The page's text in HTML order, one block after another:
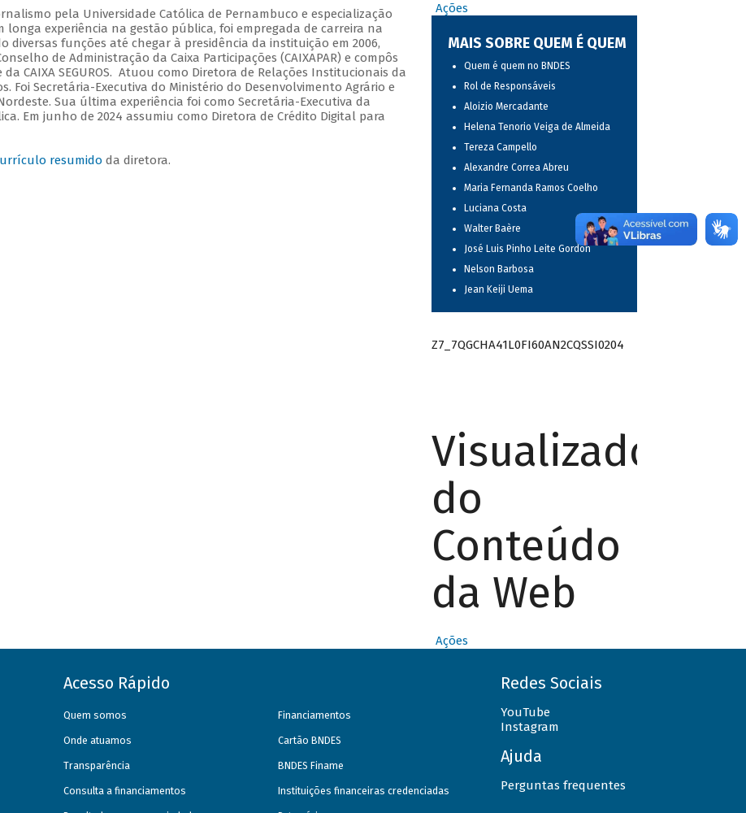
pela Universidade Católica de Pernambuco e especialização
longa experiência na gestão pública, foi empregada de carreira na
diversas funções até chegar à presidência da instituição em 2006,
de Administração da Caixa Participações (CAIXAPAR) e compôs
CAIXA SEGUROS. Atuou como Diretora de Relações Institucionais da
Foi Secretária-Executiva do Ministério do Desenvolvimento Agrário e
Sua última experiência foi como Secretária-Executiva da
Em junho de 2024 assumiu como Diretora de Crédito Digital para
resumido da diretora.
Ações
MAIS SOBRE QUEM É QUEM
Quem é quem no BNDES
Rol de Responsáveis
Aloizio Mercadante
Helena Tenorio Veiga de Almeida
Tereza Campello
Alexandre Correa Abreu
Maria Fernanda Ramos Coelho
Luciana Costa
Walter Baère
José Luis Pinho Leite Gordon
Nelson Barbosa
Jean Keiji Uema
Z7_7QGCHA41L0FI60AN2CQSSI0204
Visualizador
do
Conteúdo
da Web
Ações
Acesso Rápido
Quem somos
Onde atuamos
Transparência
Consulta a financiamentos
Financiamentos
Cartão BNDES
BNDES Finame
Instituições financeiras credenciadas
Redes Sociais
YouTube
Instagram
Ajuda
Perguntas frequentes